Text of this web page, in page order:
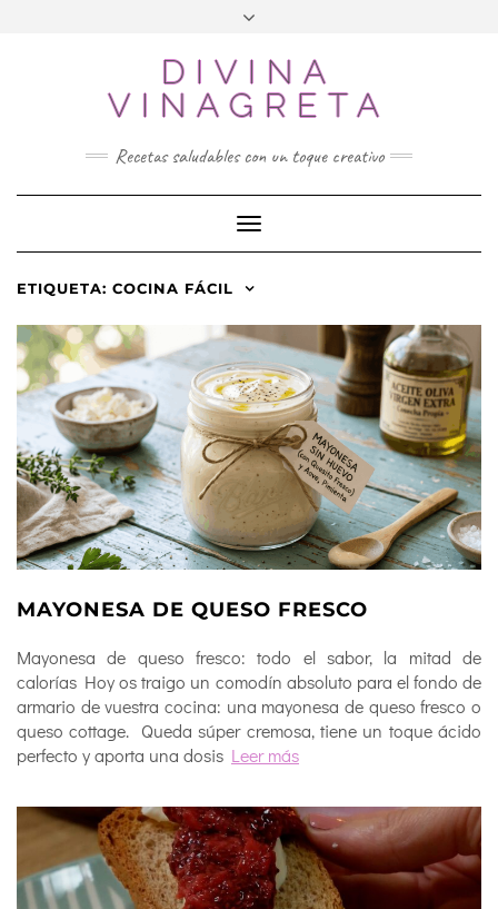
DIVINA
VINAGRETA
Recetas saludables con un toque creativo
Toggle Navigation
ETIQUETA: COCINA FÁCIL
MAYONESA DE QUESO FRESCO
Mayonesa de queso fresco: todo el sabor, la mitad de
calorías Hoy os traigo un comodín absoluto para el fondo de
armario de vuestra cocina: una mayonesa de queso fresco o
queso cottage. Queda súper cremosa, tiene un toque ácido
perfecto y aporta una dosis Leer más